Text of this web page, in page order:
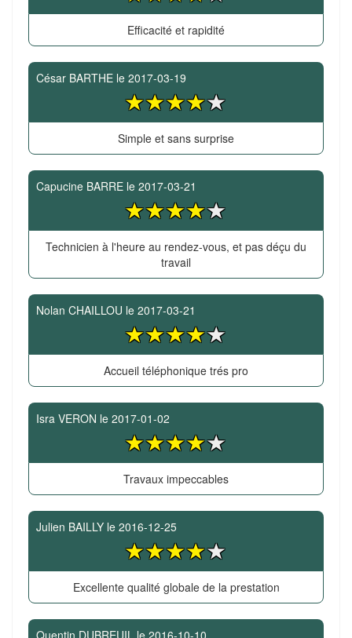
Efficacité et rapidité
César BARTHE le 2017-03-19
Simple et sans surprise
Capucine BARRE le 2017-03-21
Technicien à l'heure au rendez-vous, et pas déçu du
travail
Nolan CHAILLOU le 2017-03-21
Accueil téléphonique trés pro
Isra VERON le 2017-01-02
Travaux impeccables
Julien BAILLY le 2016-12-25
Excellente qualité globale de la prestation
Quentin DUBREUIL le 2016-10-10